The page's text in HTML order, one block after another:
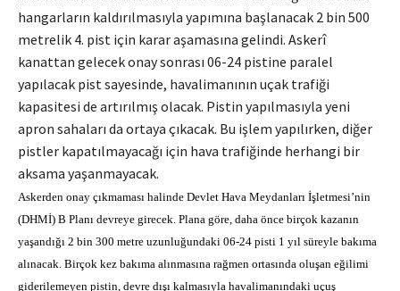
hangarların kaldırılmasıyla yapımına başlanacak 2 bin 500
metrelik 4. pist için karar aşamasına gelindi. Askerî
kanattan gelecek onay sonrası 06-24 pistine paralel
yapılacak pist sayesinde, havalimanının uçak trafiği
kapasitesi de artırılmış olacak. Pistin yapılmasıyla yeni
apron sahaları da ortaya çıkacak. Bu işlem yapılırken, diğer
pistler kapatılmayacağı için hava trafiğinde herhangi bir
aksama yaşanmayacak.
Askerden onay çıkmaması halinde Devlet Hava Meydanları İşletmesi’nin
(DHMİ) B Planı devreye girecek. Plana göre, daha önce birçok kazanın
yaşandığı 2 bin 300 metre uzunluğundaki 06-24 pisti 1 yıl süreyle bakıma
alınacak. Birçok kez bakıma alınmasına rağmen ortasında oluşan eğilimi
giderilemeyen pistin, devre dışı kalmasıyla havalimanındaki uçuş